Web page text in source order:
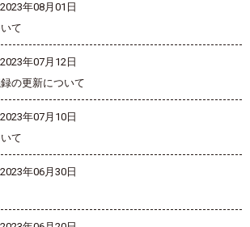
2023年08月01日
て
2023年07月12日
の更新について
2023年07月10日
て
2023年06月30日